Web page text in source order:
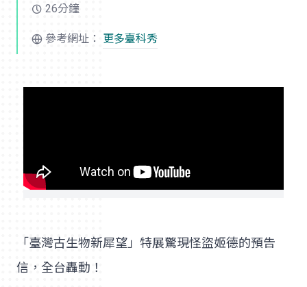
26分鐘
參考網址： 更多臺科秀
「臺灣古生物新犀望」特展驚現怪盜姬德的預告
信，全台轟動！